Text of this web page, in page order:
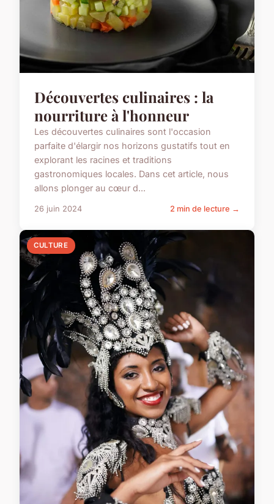
Découvertes culinaires : la
nourriture à l'honneur
Les découvertes culinaires sont l'occasion
parfaite d'élargir nos horizons gustatifs tout en
explorant les racines et traditions
gastronomiques locales. Dans cet article, nous
allons plonger au cœur d...
26 juin 2024 2 min de lecture →
CULTURE